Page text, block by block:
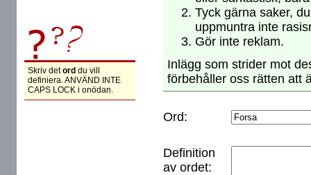
Skriv detord du vill
definiera. ANVÄND INTE
CAPS LOCK i onödan.
Tyck gärna saker,
uppmuntra inte
Gör inte reklam.
Inlägg som strider mot
förbehåller oss rätten att
Ord:
Definition
av ordet: